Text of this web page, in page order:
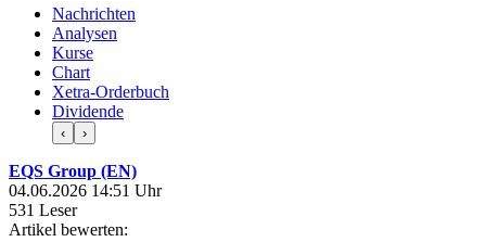
Nachrichten
Analysen
Kurse
Chart
Xetra-Orderbuch
Dividende
‹ ›
EQS Group (EN)
04.06.2026 14:51 Uhr
531 Leser
Artikel bewerten: